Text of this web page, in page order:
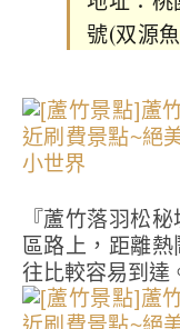
號(双源
『蘆竹落羽松
區路上，距離
往比較容易到達